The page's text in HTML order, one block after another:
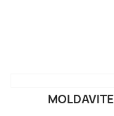
MOLDAVITE